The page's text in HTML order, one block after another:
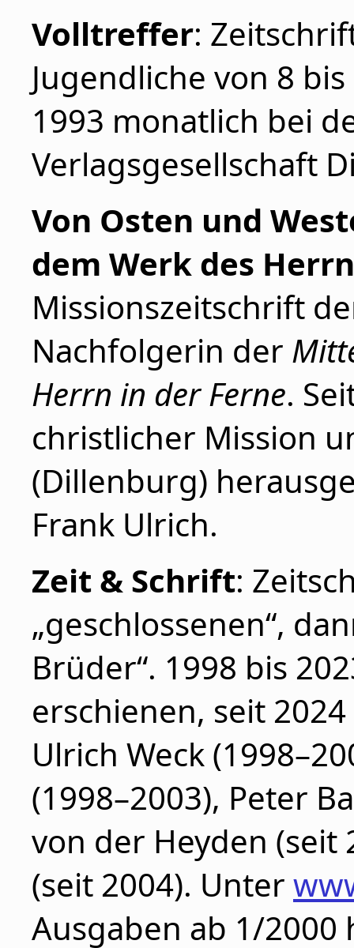
Volltreffer:
Jugendliche von 8
1993 monatlich bei
Verlagsgesellschaft
Von Osten und
dem Werk des
Missionszeitschrift
Nachfolgerin der
Herrn in der Ferne.
christlicher Mission
(Dillenburg)
Frank Ulrich.
Zeit & Schrift:
„geschlossenen“,
Brüder“. 1998 bis
erschienen, seit
Ulrich Weck
(1998–2003), Peter
von der Heyden (seit
(seit 2004). Unter
Ausgaben ab 1/